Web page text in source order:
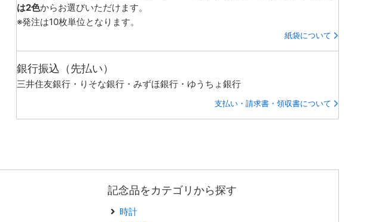
は2色からお選びいただけます。
※発注は10枚単位となります。
紙袋について
銀行振込（先払い）
三井住友銀行・りそな銀行・みずほ銀行・ゆうちょ銀行
支払い・請求書・領収書について
記念品をカテゴリから探す
時計